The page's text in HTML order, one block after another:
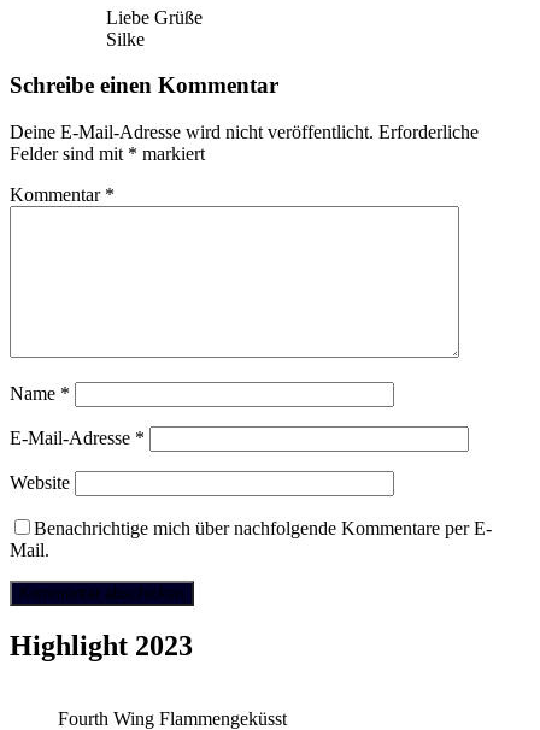
Liebe Grüße
Silke
Schreibe einen Kommentar
Deine E-Mail-Adresse wird nicht veröffentlicht. Erforderliche
Felder sind mit * markiert
Kommentar *
Name *
E-Mail-Adresse *
Website
Benachrichtige mich über nachfolgende Kommentare per E-
Mail.
Highlight 2023
Fourth Wing Flammengeküsst